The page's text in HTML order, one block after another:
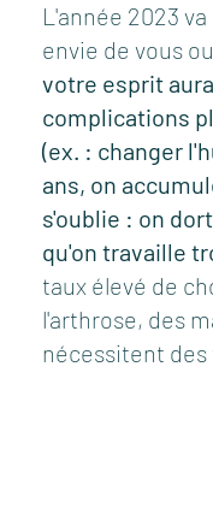
L'année 2023
envie de vous
votre esprit
complications
(ex. : changer
ans, on
s'oublie : on
qu'on travaille
taux élevé de
l'arthrose, des
nécessitent